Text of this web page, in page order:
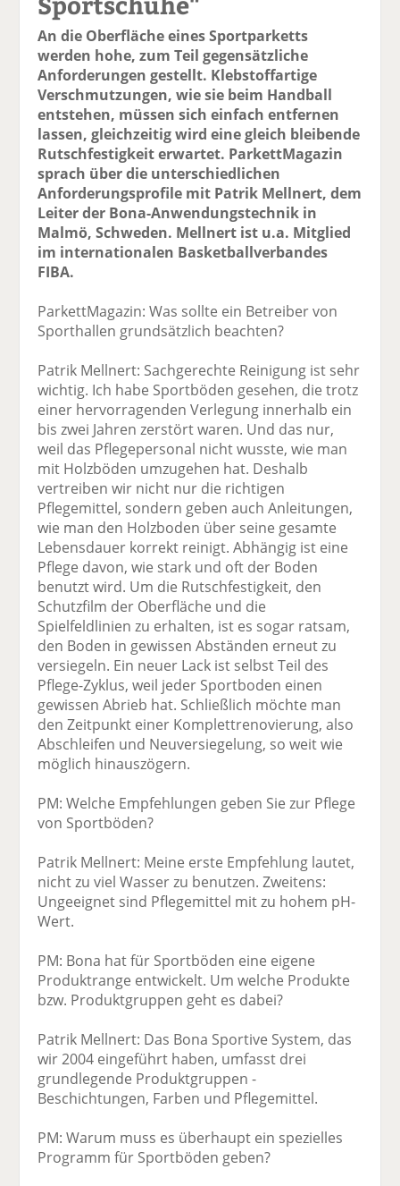
An die Oberfläche eines Sportparketts
werden hohe, zum Teil gegensätzliche
Anforderungen gestellt. Klebstoffartige
Verschmutzungen, wie sie beim Handball
entstehen, müssen sich einfach entfernen
lassen, gleichzeitig wird eine gleich bleibende
Rutschfestigkeit erwartet. ParkettMagazin
sprach über die unterschiedlichen
Anforderungsprofile mit Patrik Mellnert, dem
Leiter der Bona-Anwendungstechnik in
Malmö, Schweden. Mellnert ist u.a. Mitglied
im internationalen Basketballverbandes
FIBA.
ParkettMagazin: Was sollte ein Betreiber von
Sporthallen grundsätzlich beachten?
Patrik Mellnert: Sachgerechte Reinigung ist sehr
wichtig. Ich habe Sportböden gesehen, die trotz
einer hervorragenden Verlegung innerhalb ein
bis zwei Jahren zerstört waren. Und das nur,
weil das Pflegepersonal nicht wusste, wie man
mit Holzböden umzugehen hat. Deshalb
vertreiben wir nicht nur die richtigen
Pflegemittel, sondern geben auch Anleitungen,
wie man den Holzboden über seine gesamte
Lebensdauer korrekt reinigt. Abhängig ist eine
Pflege davon, wie stark und oft der Boden
benutzt wird. Um die Rutschfestigkeit, den
Schutzfilm der Oberfläche und die
Spielfeldlinien zu erhalten, ist es sogar ratsam,
den Boden in gewissen Abständen erneut zu
versiegeln. Ein neuer Lack ist selbst Teil des
Pflege-Zyklus, weil jeder Sportboden einen
gewissen Abrieb hat. Schließlich möchte man
den Zeitpunkt einer Komplettrenovierung, also
Abschleifen und Neuversiegelung, so weit wie
möglich hinauszögern.
PM: Welche Empfehlungen geben Sie zur Pflege
von Sportböden?
Patrik Mellnert: Meine erste Empfehlung lautet,
nicht zu viel Wasser zu benutzen. Zweitens:
Ungeeignet sind Pflegemittel mit zu hohem pH-
Wert.
PM: Bona hat für Sportböden eine eigene
Produktrange entwickelt. Um welche Produkte
bzw. Produktgruppen geht es dabei?
Patrik Mellnert: Das Bona Sportive System, das
wir 2004 eingeführt haben, umfasst drei
grundlegende Produktgruppen -
Beschichtungen, Farben und Pflegemittel.
PM: Warum muss es überhaupt ein spezielles
Programm für Sportböden geben?